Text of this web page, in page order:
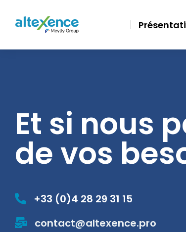
Et si nous
de vos
+33 (0)4 28 29 31 15
contact@altexence.pro